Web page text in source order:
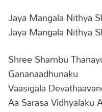
Jaya Mangala Nithya
Jaya Mangala Nithya
Shree Shambu
Gananaadhunaku
Vaasigala
Aa Sarasa Vidhyalaku